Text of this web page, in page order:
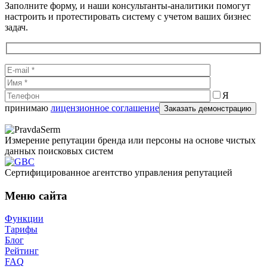
Заполните форму, и наши консультанты-аналитики помогут
настроить и протестировать систему с учетом ваших бизнес
задач.
Я
принимаю лицензионное соглашение
Измерение репутации бренда или персоны на основе чистых
данных поисковых систем
Cертифицированное агентство управления репутацией
Меню сайта
Функции
Тарифы
Блог
Рейтинг
FAQ